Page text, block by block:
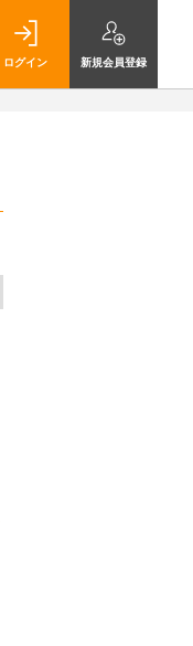
ログイン 新規会員登録